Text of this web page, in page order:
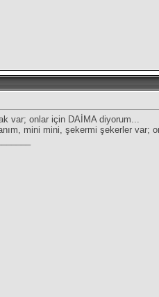
var; onlar için DAİMA diyorum...
mini mini, şekermi şekerler var;